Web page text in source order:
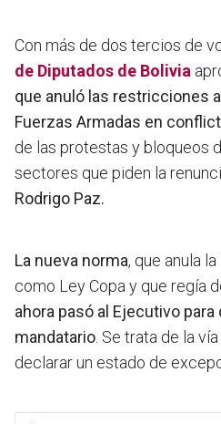
Con más de dos tercios de
de Diputados de Bolivia
que anuló las restricciones
Fuerzas Armadas en
de las protestas y bloqueos
sectores que piden la
Rodrigo Paz.
La nueva norma, que anula
como Ley Copa y que regía
ahora pasó al Ejecutivo para
mandatario . Se trata de la
declarar un estado de